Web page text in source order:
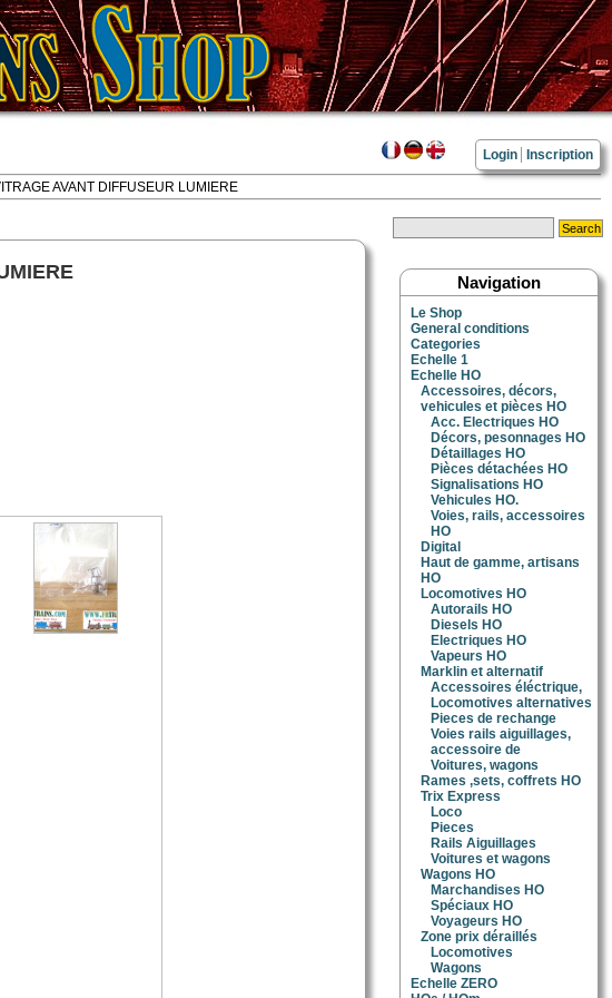
Login Inscription
AVANT DIFFUSEUR LUMIERE
Navigation
Le Shop
General conditions
Categories
Echelle 1
Echelle HO
Accessoires, décors,
vehicules et pièces HO
Acc. Electriques HO
Décors, pesonnages HO
Détaillages HO
Pièces détachées HO
Signalisations HO
Vehicules HO.
Voies, rails, accessoires
HO
Digital
Haut de gamme, artisans
HO
Locomotives HO
Autorails HO
Diesels HO
Electriques HO
Vapeurs HO
Marklin et alternatif
Accessoires éléctrique,
Locomotives alternatives
Pieces de rechange
Voies rails aiguillages,
accessoire de
Voitures, wagons
Rames ,sets, coffrets HO
Trix Express
Loco
Pieces
Rails Aiguillages
Voitures et wagons
Wagons HO
Marchandises HO
Spéciaux HO
Voyageurs HO
Zone prix déraillés
Locomotives
Wagons
Echelle ZERO